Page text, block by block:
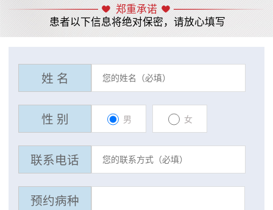
郑重承诺
患者以下信息将绝对保密，请放心填写
姓 名
性 别 男 女
联系电话
预约病种